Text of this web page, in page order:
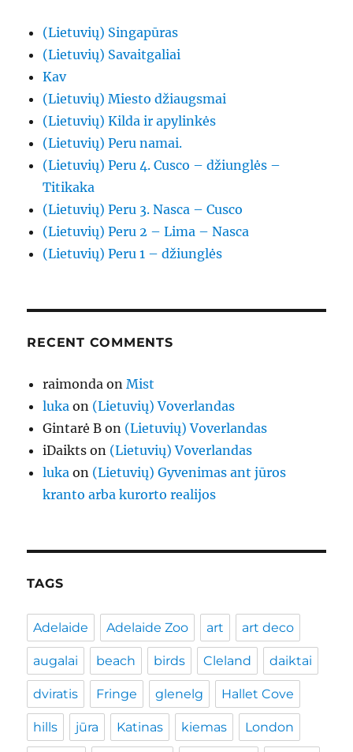
(Lietuvių) Singapūras
(Lietuvių) Savaitgaliai
Kav
(Lietuvių) Miesto džiaugsmai
(Lietuvių) Kilda ir apylinkės
(Lietuvių) Peru namai.
(Lietuvių) Peru 4. Cusco – džiunglės –
Titikaka
(Lietuvių) Peru 3. Nasca – Cusco
(Lietuvių) Peru 2 – Lima – Nasca
(Lietuvių) Peru 1 – džiunglės
RECENT COMMENTS
raimonda onMist
luka on (Lietuvių) Voverlandas
Gintarė B on (Lietuvių) Voverlandas
iDaikts on (Lietuvių) Voverlandas
luka on (Lietuvių) Gyvenimas ant jūros
kranto arba kurorto realijos
TAGS
Adelaide Adelaide Zoo art art deco
augalai beach birds Cleland daiktai
dviratis Fringe glenelg Hallet Cove
hills jūra Katinas kiemas London